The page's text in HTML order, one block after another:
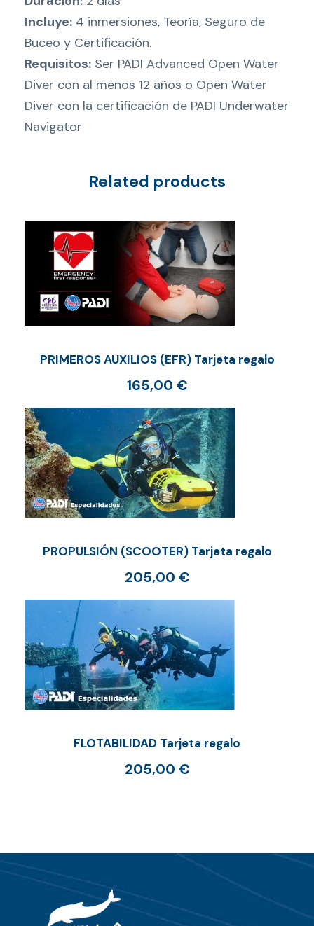
e
t
a
r
e
g
a
a
Incluye: 4 inmersiones, Teoría, Seguro de
Buceo y Certificación.
Requisitos: Ser PADI Advanced Open Water
Diver con al menos 12 años o Open Water
Diver con la certificación de PADI Underwater
Navigator
Related products
PRIMEROS AUXILIOS (EFR) Tarjeta regalo
165,00 €
PROPULSIÓN (SCOOTER) Tarjeta regalo
205,00 €
FLOTABILIDAD Tarjeta regalo
205,00 €